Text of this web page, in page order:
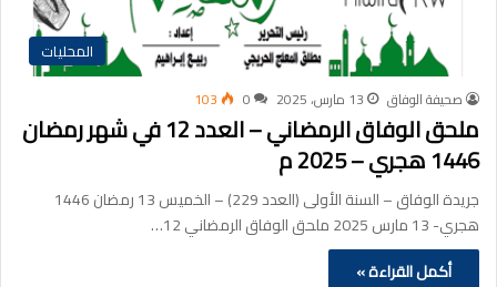
المحليات
صحيفة الوفاق 13 مارس، 2025 0
103
ملحق الوفاق الرمضاني – العدد 12 في شهر رمضان
1446 هجري – 2025 م
جريدة الوفاق – السنة الأولى (العدد 229) – الخميس 13 رمضان 1446
هجري- 13 مارس 2025 ملحق الوفاق الرمضاني 12…
أكمل القراءة »